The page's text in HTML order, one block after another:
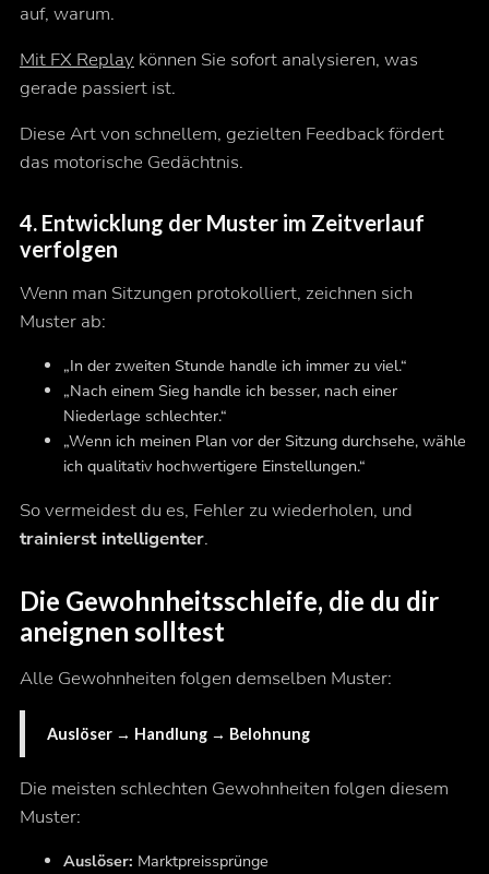
auf, warum.
Mit FX Replay können Sie sofortanalysieren, was
gerade passiert ist.
Diese Art von schnellem, gezielten Feedback fördert
das motorische Gedächtnis.
4. Entwicklung der Muster im Zeitverlauf
verfolgen
Wenn man Sitzungen protokolliert, zeichnen sich
Muster ab:
„In der zweiten Stunde handle ich immer zu viel.“
„Nach einem Sieg handle ich besser, nach einer
Niederlage schlechter.“
„Wenn ich meinen Plan vor der Sitzung durchsehe, wähle
ich qualitativ hochwertigere Einstellungen.“
So vermeidest du es, Fehler zu wiederholen, und
trainierst intelligenter.
Die Gewohnheitsschleife, die du dir
aneignen solltest
Alle Gewohnheiten folgen demselben Muster:
Auslöser → Handlung → Belohnung
Die meisten schlechten Gewohnheiten folgen diesem
Muster:
Auslöser: Marktpreissprünge